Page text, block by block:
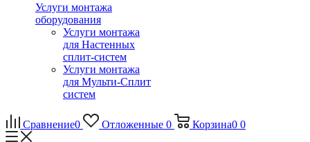
Услуги монтажа
оборудования
Услуги монтажа
для Настенных
сплит-систем
Услуги монтажа
для Мульти-Сплит
систем
Сравнение0 Отложенные 0 Корзина0 0